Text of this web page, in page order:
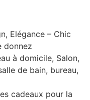
Elégance – Chic
donnez
à domicile, Salon,
de bain, bureau,
cadeaux pour la